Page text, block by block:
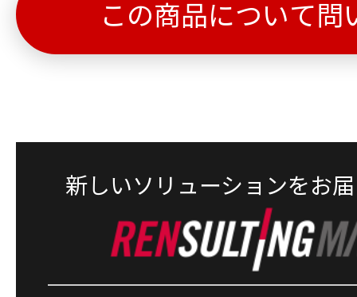
この商品について問
新しいソリューションをお